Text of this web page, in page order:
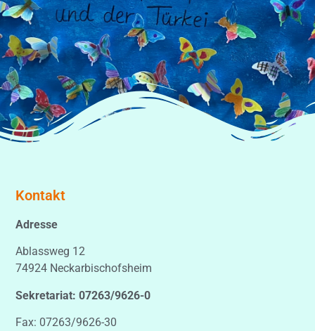
Kontakt
Adresse
Ablassweg 12
74924 Neckarbischofsheim
Sekretariat: 07263/9626-0
Fax: 07263/9626-30